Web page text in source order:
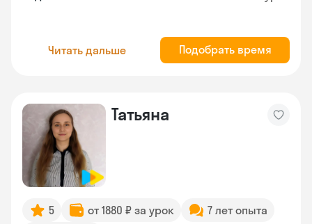
Читать дальше Подобрать время
Татьяна
5 от 1880 ₽ за урок
7 лет опыта